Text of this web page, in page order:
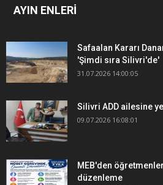
AYIN ENLERİ
Safaalan Kararı
'Şimdi sıra Silivri'de'
31.07.2026 14:00:05
Silivri ADD ailesine
09.07.2026 16:08:01
MEB'den
düzenleme